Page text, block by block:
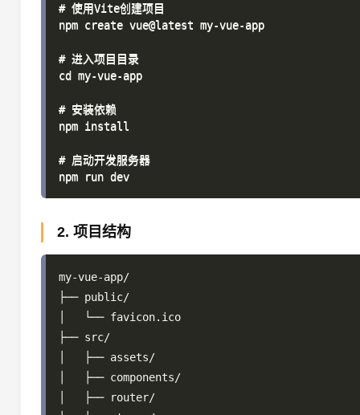
# 使用Vite创建项目
npm create vue@latest my-vue-app
# 进入项目目录
cd my-vue-app
# 安装依赖
npm install
# 启动开发服务器
2. 项目结构
my-vue-app/
├── public/
│   └── favicon.ico
├── src/
│   ├── assets/
│   ├── components/
│   ├── router/